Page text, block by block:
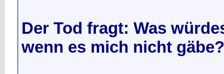
Der Tod fragt: Was
wenn es mich nicht gäbe?